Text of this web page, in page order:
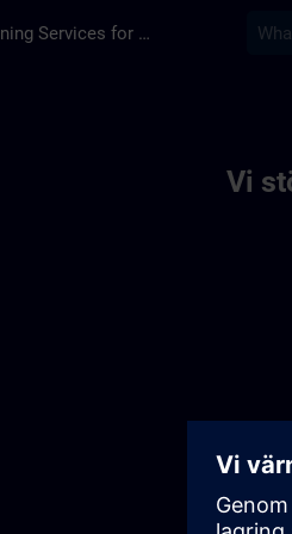
Training Services for Digital Industries
Vi